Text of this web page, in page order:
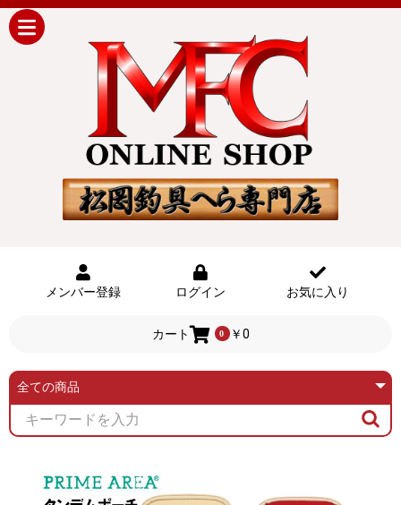
メンバー登録 ログイン お気に入り
カート 0 ￥0